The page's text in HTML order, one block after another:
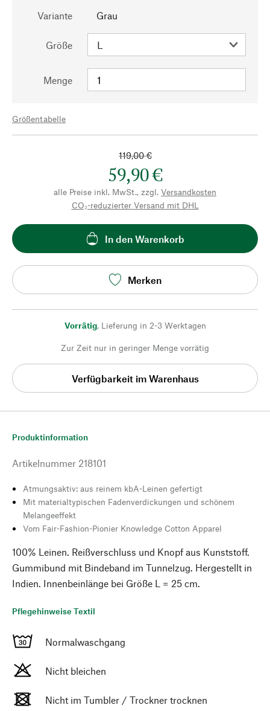
Variante Grau
Größe
Menge
Größentabelle
119,00 €
59,90 €
alle Preise inkl. MwSt., zzgl. Versandkosten
CO₂-reduzierter Versand mit DHL
In den Warenkorb
Merken
Vorrätig, Lieferung in 2-3 Werktagen
Zur Zeit nur in geringer Menge vorrätig
Verfügbarkeit im Warenhaus
Produktinformation
Artikelnummer 218101
Atmungsaktiv: aus reinem kbA-Leinen gefertigt
Mit materialtypischen Fadenverdickungen und schönem
Melangeeffekt
Vom Fair-Fashion-Pionier Knowledge Cotton Apparel
100% Leinen. Reißverschluss und Knopf aus Kunststoff.
Gummibund mit Bindeband im Tunnelzug. Hergestellt in
Indien. Innenbeinlänge bei Größe L = 25 cm.
Pflegehinweise Textil
Normalwaschgang
Nicht bleichen
Nicht im Tumbler / Trockner trocknen